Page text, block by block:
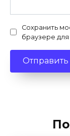
Сохранить
браузере